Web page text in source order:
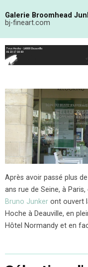
auGalerie Broomhead
bj-fineart.com
Après avoir passé plus
ans rue de Seine, à
Bruno Junker ont ouvert
Hoche à Deauville, en
Hôtel Normandy et en